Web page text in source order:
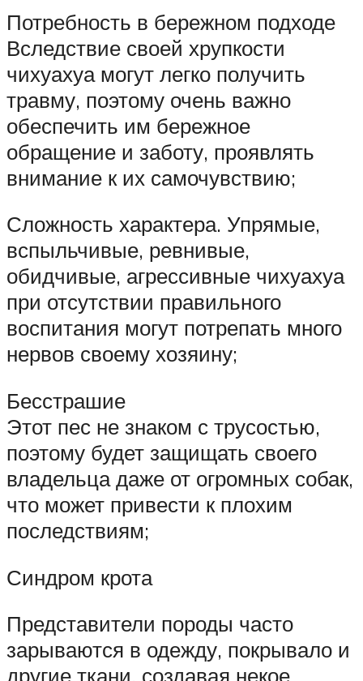
Потребность в бережном подходе
Вследствие своей хрупкости
чихуахуа могут легко получить
травму, поэтому очень важно
обеспечить им бережное
обращение и заботу, проявлять
внимание к их самочувствию;
Сложность характера. Упрямые,
вспыльчивые, ревнивые,
обидчивые, агрессивные чихуахуа
при отсутствии правильного
воспитания могут потрепать много
нервов своему хозяину;
Бесстрашие
Этот пес не знаком с трусостью,
поэтому будет защищать своего
владельца даже от огромных собак,
что может привести к плохим
последствиям;
Синдром крота
Представители породы часто
зарываются в одежду, покрывало и
другие ткани, создавая некое